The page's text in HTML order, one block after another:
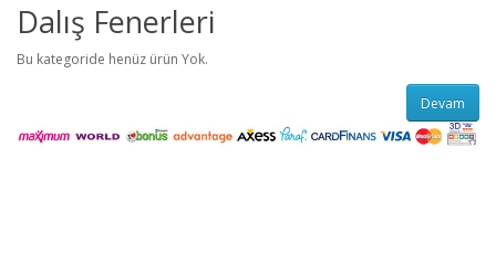
Dalış Fenerleri
Bu kategoride henüz ürün Yok.
Devam